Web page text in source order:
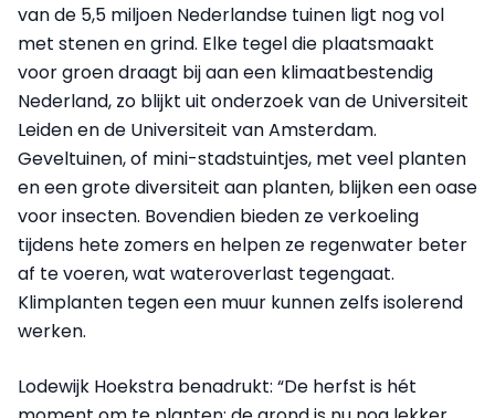
van de 5,5 miljoen Nederlandse tuinen ligt nog vol
met stenen en grind. Elke tegel die plaatsmaakt
voor groen draagt bij aan een klimaatbestendig
Nederland, zo blijkt uit onderzoek van de Universiteit
Leiden en de Universiteit van Amsterdam.
Geveltuinen, of mini-stadstuintjes, met veel planten
en een grote diversiteit aan planten, blijken een oase
voor insecten. Bovendien bieden ze verkoeling
tijdens hete zomers en helpen ze regenwater beter
af te voeren, wat wateroverlast tegengaat.
Klimplanten tegen een muur kunnen zelfs isolerend
werken.
Lodewijk Hoekstra benadrukt: “De herfst is hét